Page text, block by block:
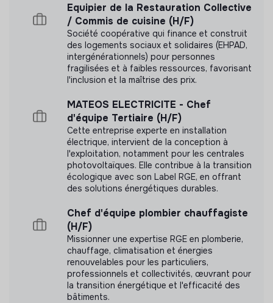
transparenceEquipier de la Restauration Collective
/ Commis de cuisine (H/F)
Société coopérative qui finance et construit
des logements sociaux et solidaires (EHPAD,
intergénérationnels) pour personnes
fragilisées et à faibles ressources, favorisant
l'inclusion et la maîtrise des prix.
MATEOS ELECTRICITE - Chef
d'équipe Tertiaire (H/F)
Cette entreprise experte en installation
électrique, intervient de la conception à
l'exploitation, notamment pour les centrales
photovoltaïques. Elle contribue à la transition
écologique avec son Label RGE, en offrant
des solutions énergétiques durables.
Chef d'équipe plombier chauffagiste
(H/F)
Missionner une expertise RGE en plomberie,
chauffage, climatisation et énergies
renouvelables pour les particuliers,
professionnels et collectivités, œuvrant pour
la transition énergétique et l'efficacité des
bâtiments.